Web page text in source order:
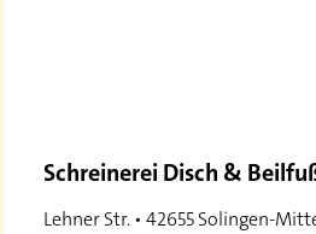
Schreinerei Disch &
Lehner Str. • 42655 Solingen-